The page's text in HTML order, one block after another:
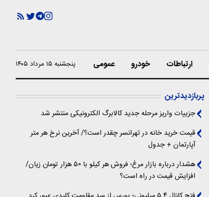
ارتباطات خودرو عمومی پنجشنبه ۱۵ مرداد ۱۴۰۵
پربازدیدترین
جزییات واریز مرحله جدید کالابرگ الکترونیکی منتشر شد
قیمت خرید خانه در تهرانسر چقدر است؟/ آخرین نرخ هر متر
آپارتمان + جدول
هشدار درباره بازار مرغ؛ فروش هر کیلو با ۵۰ هزار تومان زیان/
افزایش قیمت در راه است؟